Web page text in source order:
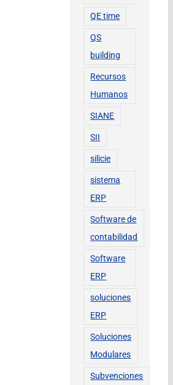
QE time
QS
building
Recursos
Humanos
SIANE
SII
silicie
sistema
ERP
Software de
contabilidad
Software
ERP
soluciones
ERP
Soluciones
Modulares
Subvenciones